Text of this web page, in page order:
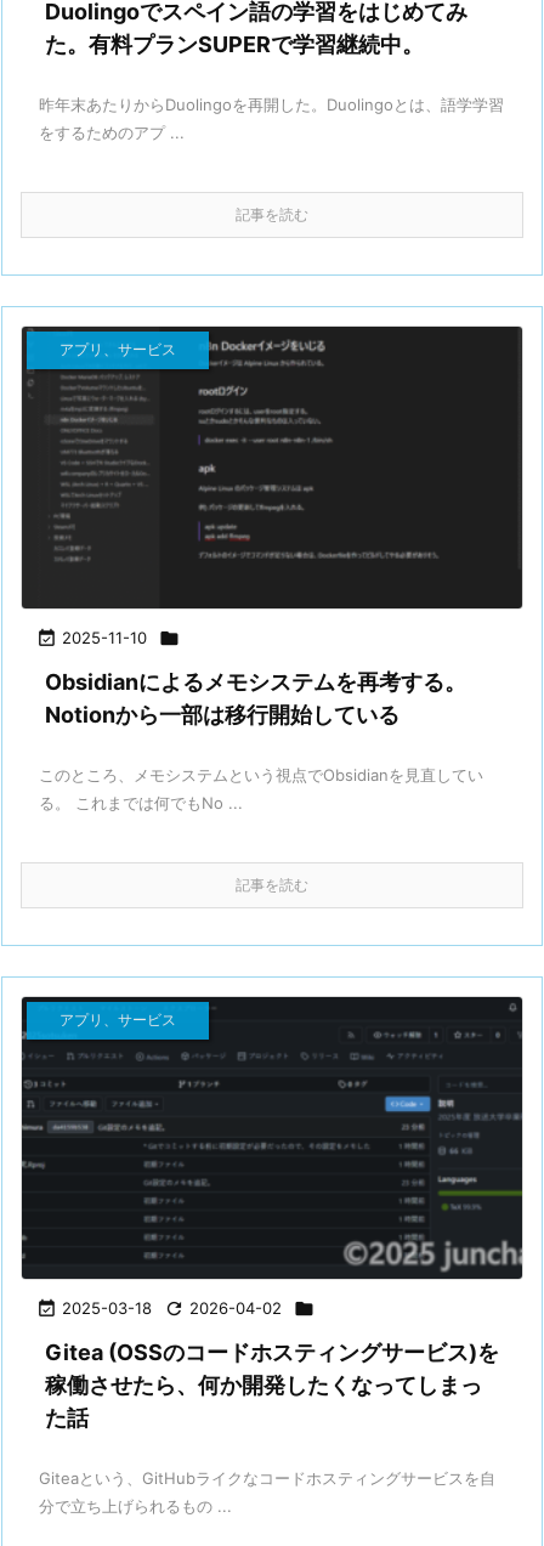
Duolingoでスペイン語の学習をはじめてみ
た。有料プランSUPERで学習継続中。
昨年末あたりからDuolingoを再開した。Duolingoとは、語学学習
をするためのアプ ...
記事を読む
 2025-11-10 
アプリ、サービス
Obsidianによるメモシステムを再考する。
Notionから一部は移行開始している
このところ、メモシステムという視点でObsidianを見直してい
る。 これまでは何でもNo ...
記事を読む
 2025-03-18  2026-04-02 
アプリ、サービス
Gitea (OSSのコードホスティングサービス)を
稼働させたら、何か開発したくなってしまっ
た話
Giteaという、GitHubライクなコードホスティングサービスを自
分で立ち上げられるもの ...